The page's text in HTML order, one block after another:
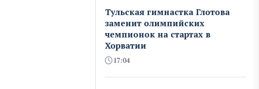
Тульская гимнастка Глотова
заменит олимпийских
чемпионок на стартах в
Хорватии
17:04